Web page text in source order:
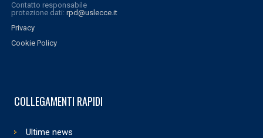
Contatto responsabile
protezione dati: rpd@uslecce.it
Privacy
Cookie Policy
COLLEGAMENTI RAPIDI
Ultime news